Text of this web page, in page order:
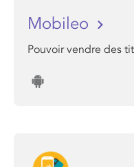
Mobileo
Pouvoir vendre des